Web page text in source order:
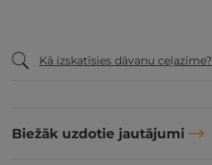
Kā izskatīsies dāvanu ceļazīme?
Biežāk uzdotie jautājumi